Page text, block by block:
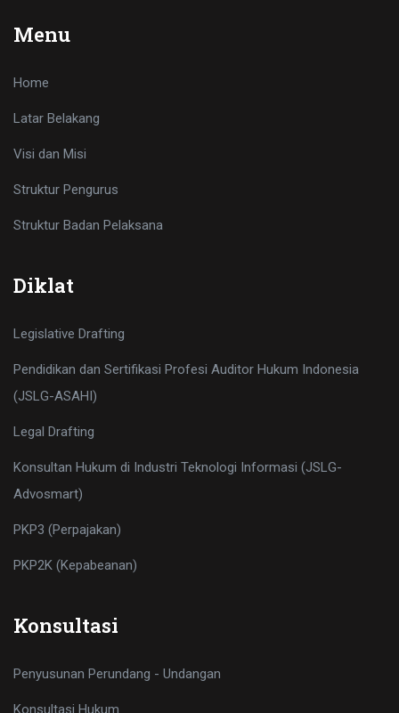
Menu
Home
Latar Belakang
Visi dan Misi
Struktur Pengurus
Struktur Badan Pelaksana
Diklat
Legislative Drafting
Pendidikan dan Sertifikasi Profesi Auditor Hukum Indonesia
(JSLG-ASAHI)
Legal Drafting
Konsultan Hukum di Industri Teknologi Informasi (JSLG-
Advosmart)
PKP3 (Perpajakan)
PKP2K (Kepabeanan)
Konsultasi
Penyusunan Perundang - Undangan
Konsultasi Hukum